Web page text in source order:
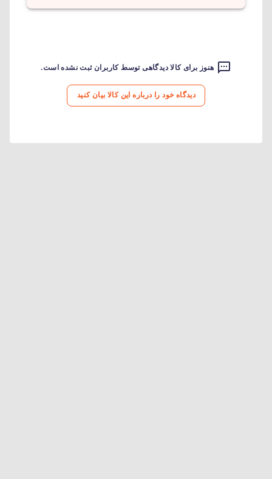
هنوز برای کالا دیدگاهی توسط کاربران ثبت نشده است.
دیدگاه خود را درباره این کالا بیان کنید